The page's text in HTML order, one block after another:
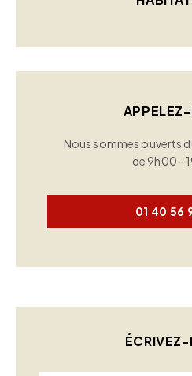
Nous sommes ouverts
de 9h00 -
01 40 56